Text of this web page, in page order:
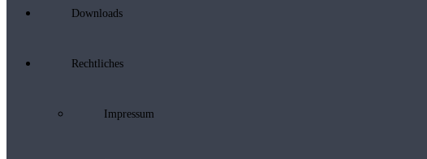
Downloads
Rechtliches
Impressum